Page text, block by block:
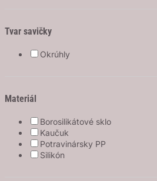
Tvar savičky
Okrúhly
Materiál
Borosilikátové sklo
Kaučuk
Potravinársky PP
Silikón